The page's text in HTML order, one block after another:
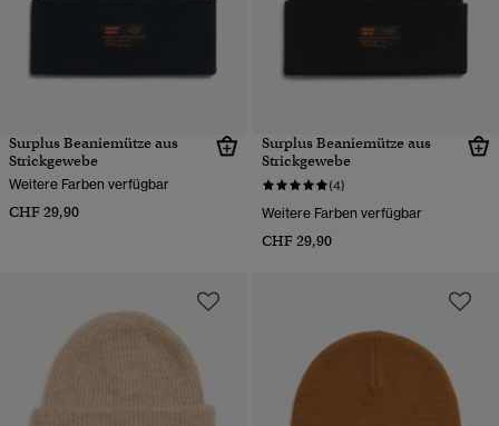
Surplus Beaniemütze aus
Strickgewebe
Weitere Farben verfügbar
CHF 29,90
Surplus Beaniemütze aus
Strickgewebe
(4)
Weitere Farben verfügbar
CHF 29,90